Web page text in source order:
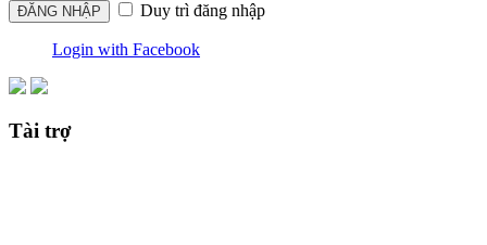
Duy trì đăng nhập
Login with Facebook
Tài trợ